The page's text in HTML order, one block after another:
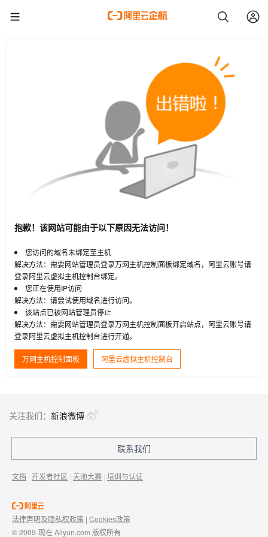
抱歉！该网站可能由于以下原因无法访问！
您访问的域名未绑定至主机
解决方法：需要网站管理员登录万网主机控制面板绑定域名，阿里云账号请
登录阿里云虚拟主机控制台绑定。
您正在使用IP访问
解决方法：请尝试使用域名进行访问。
该站点已被网站管理员停止
解决方法：需要网站管理员登录万网主机控制面板开启站点，阿里云账号请
登录阿里云虚拟主机控制台进行开通。
万网主机控制面板 阿里云虚拟主机控制台